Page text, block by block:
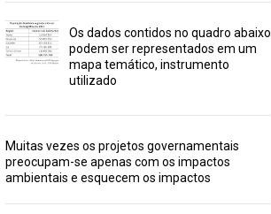
Os dados contidos no quadro abaixo
podem ser representados em um
mapa temático, instrumento
utilizado
Muitas vezes os projetos governamentais
preocupam-se apenas com os impactos
ambientais e esquecem os impactos